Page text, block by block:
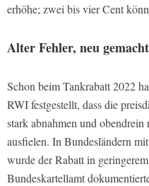
erhöhe; zwei bis vier Cent
Alter Fehler, neu gemacht
Schon beim Tankrabatt 2022
RWI festgestellt, dass die
stark abnahmen und
ausfielen. In Bundesländern
wurde der Rabatt in
Bundeskartellamt